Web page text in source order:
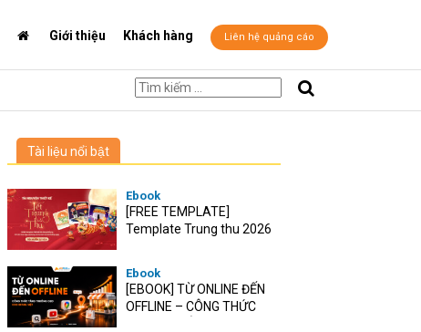
Giới thiệu Khách hàng Liên hệ quảng cáo
Tài liệu nổi bật
Ebook
[FREE TEMPLATE]
Template Trung thu 2026
Ebook
[EBOOK] TỪ ONLINE ĐẾN
OFFLINE – CÔNG THỨC